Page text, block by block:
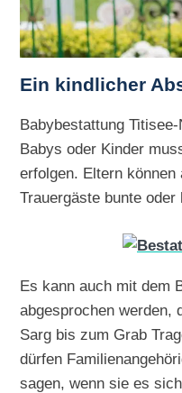
Ein kindlicher
Babybestattung
Babys oder Kinder
erfolgen. Eltern
Trauergäste bunte
Es kann auch mit dem
abgesprochen werden,
Sarg bis zum Grab
dürfen
sagen, wenn sie es